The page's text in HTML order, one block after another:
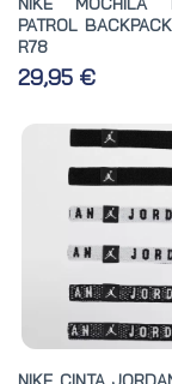
PATROL
R78
29,95 €